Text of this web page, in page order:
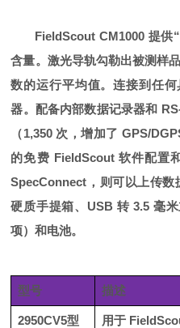
FieldScout CM1000 提供“
含量。激光导轨勾勒出被测样
数的运行平均值。连接到任
器。配备内部数据记录器和
（1,350 次，增加了 GPS/
的免费 FieldScout 软件配置
SpecConnect ，则可以上传
硬质手提箱、 USB 转3.5 毫
项）和电池。
型号 描述
2950CV5型 用于